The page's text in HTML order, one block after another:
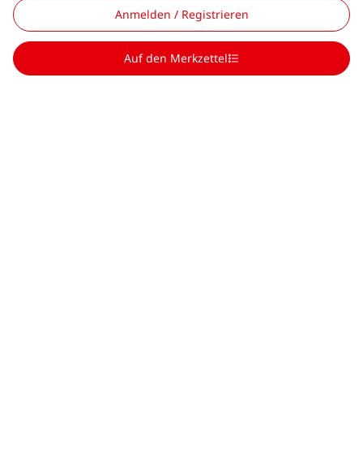
Anmelden / Registrieren
Auf den Merkzettel